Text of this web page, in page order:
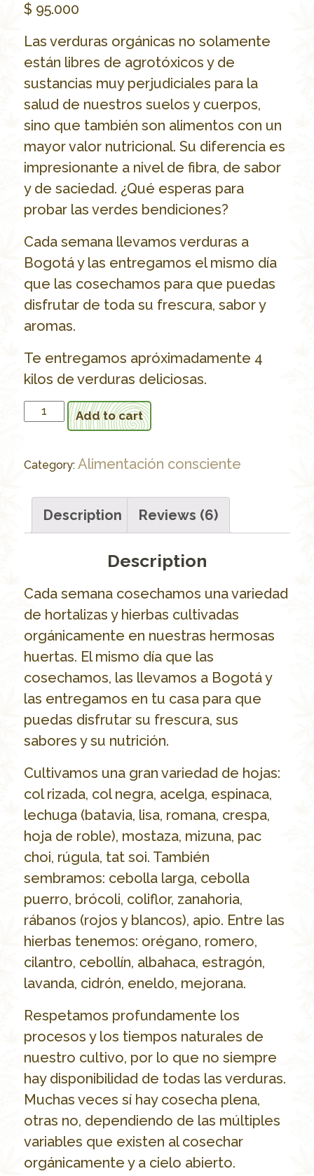
based on
customer
$ 95.000
Las verduras orgánicas no solamente
están libres de agrotóxicos y de
sustancias muy perjudiciales para la
salud de nuestros suelos y cuerpos,
sino que también son alimentos con un
mayor valor nutricional. Su diferencia es
impresionante a nivel de fibra, de sabor
y de saciedad. ¿Qué esperas para
probar las verdes bendiciones?
Cada semana llevamos verduras a
Bogotá y las entregamos el mismo día
que las cosechamos para que puedas
disfrutar de toda su frescura, sabor y
aromas.
Te entregamos apróximadamente 4
kilos de verduras deliciosas.
Verduras
orgánicas
Add to cart
Category: Alimentación consciente
Description Reviews (6)
Description
Cada semana cosechamos una variedad
de hortalizas y hierbas cultivadas
orgánicamente en nuestras hermosas
huertas. El mismo día que las
cosechamos, las llevamos a Bogotá y
las entregamos en tu casa para que
puedas disfrutar su frescura, sus
sabores y su nutrición.
Cultivamos una gran variedad de hojas:
col rizada, col negra, acelga, espinaca,
lechuga (batavia, lisa, romana, crespa,
hoja de roble), mostaza, mizuna, pac
choi, rúgula, tat soi. También
sembramos: cebolla larga, cebolla
puerro, brócoli, coliflor, zanahoria,
rábanos (rojos y blancos), apio. Entre las
hierbas tenemos: orégano, romero,
cilantro, cebollín, albahaca, estragón,
lavanda, cidrón, eneldo, mejorana.
Respetamos profundamente los
procesos y los tiempos naturales de
nuestro cultivo, por lo que no siempre
hay disponibilidad de todas las verduras.
Muchas veces sí hay cosecha plena,
otras no, dependiendo de las múltiples
variables que existen al cosechar
orgánicamente y a cielo abierto.